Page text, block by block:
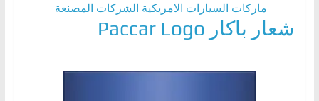
ماركات السيارات الامريكية الشركات المصنعة
شعار باكار Paccar Logo